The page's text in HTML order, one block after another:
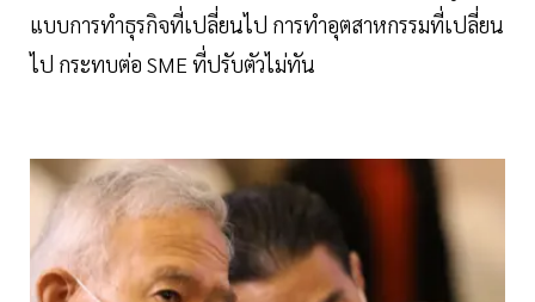
แบบการทำธุรกิจที่เปลี่ยนไป การทำอุตสาหกรรมที่เปลี่ยน
ไป กระทบต่อ SME ที่ปรับตัวไม่ทัน